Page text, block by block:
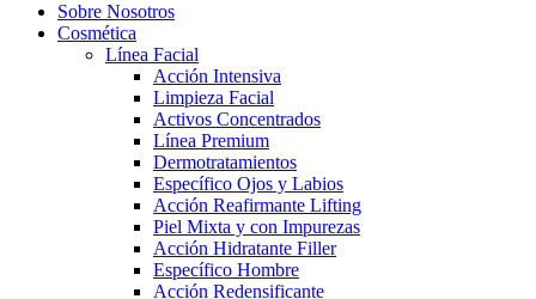
Sobre Nosotros
Cosmética
Línea Facial
Acción Intensiva
Limpieza Facial
Activos Concentrados
Línea Premium
Dermotratamientos
Específico Ojos y Labios
Acción Reafirmante Lifting
Piel Mixta y con Impurezas
Acción Hidratante Filler
Específico Hombre
Acción Redensificante